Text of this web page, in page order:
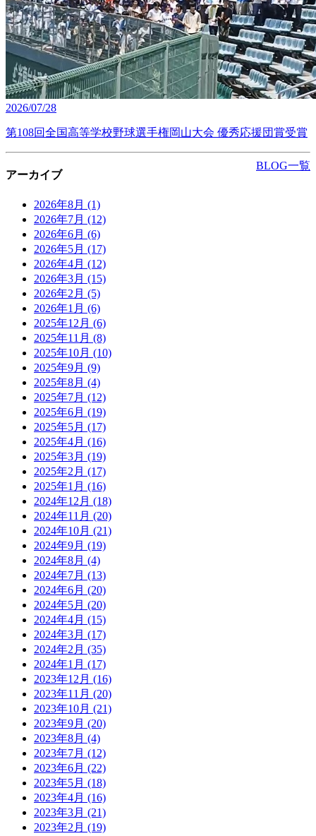
2026/07/28
第108回全国高等学校野球選手権岡山大会 優秀応援団賞受賞
BLOG一覧
アーカイブ
2026年8月 (1)
2026年7月 (12)
2026年6月 (6)
2026年5月 (17)
2026年4月 (12)
2026年3月 (15)
2026年2月 (5)
2026年1月 (6)
2025年12月 (6)
2025年11月 (8)
2025年10月 (10)
2025年9月 (9)
2025年8月 (4)
2025年7月 (12)
2025年6月 (19)
2025年5月 (17)
2025年4月 (16)
2025年3月 (19)
2025年2月 (17)
2025年1月 (16)
2024年12月 (18)
2024年11月 (20)
2024年10月 (21)
2024年9月 (19)
2024年8月 (4)
2024年7月 (13)
2024年6月 (20)
2024年5月 (20)
2024年4月 (15)
2024年3月 (17)
2024年2月 (35)
2024年1月 (17)
2023年12月 (16)
2023年11月 (20)
2023年10月 (21)
2023年9月 (20)
2023年8月 (4)
2023年7月 (12)
2023年6月 (22)
2023年5月 (18)
2023年4月 (16)
2023年3月 (21)
2023年2月 (19)